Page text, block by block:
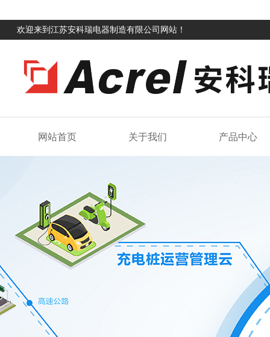
欢迎来到江苏安科瑞电器制造有限公司网站！
网站首页 关于我们 产品中心